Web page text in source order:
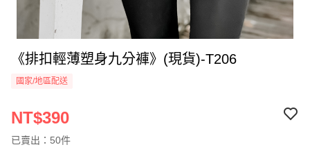
《排扣輕薄塑身九分褲》(現貨)-T206
國家/地區配送
NT$390
已賣出：50件